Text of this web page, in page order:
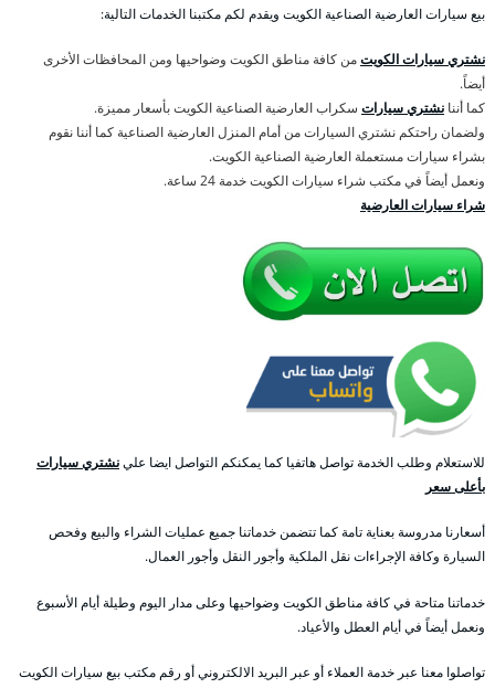
بيع سيارات العارضية الصناعية الكويت ويقدم لكم مكتبنا الخدمات التالية:
نشتري سيارات الكويتمن كافة مناطق الكويت وضواحيها ومن المحافظات الأخرى
أيضاً.
كما أننا نشتري سيارات سكراب العارضية الصناعية الكويت بأسعار مميزة.
ولضمان راحتكم نشتري السيارات من أمام المنزل العارضية الصناعية كما أننا نقوم
بشراء سيارات مستعملة العارضية الصناعية الكويت.
ونعمل أيضاً في مكتب شراء سيارات الكويت خدمة 24 ساعة.
شراء سيارات العارضية
للاستعلام وطلب الخدمة تواصل هاتفيا كما يمكنكم التواصل ايضا علينشتري سيارات
بأعلى سعر
أسعارنا مدروسة بعناية تامة كما تتضمن خدماتنا جميع عمليات الشراء والبيع وفحص
السيارة وكافة الإجراءات نقل الملكية وأجور النقل وأجور العمال.
خدماتنا متاحة في كافة مناطق الكويت وضواحيها وعلى مدار اليوم وطيلة أيام الأسبوع
ونعمل أيضاً في أيام العطل والأعياد.
تواصلوا معنا عبر خدمة العملاء أو عبر البريد الالكتروني أو رقم مكتب بيع سيارات الكويت